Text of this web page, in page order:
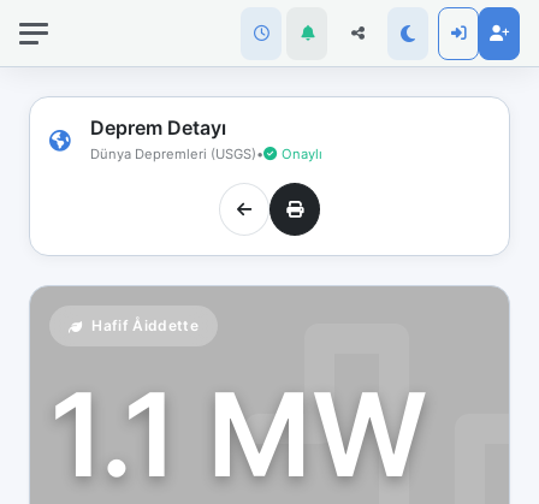
Deprem Detayı
Dünya Depremleri (USGS)• Onaylı
Hafif Åiddette
1.1 MW
bağlantınız
koptu!
Çevrimdışı
moddasınız.